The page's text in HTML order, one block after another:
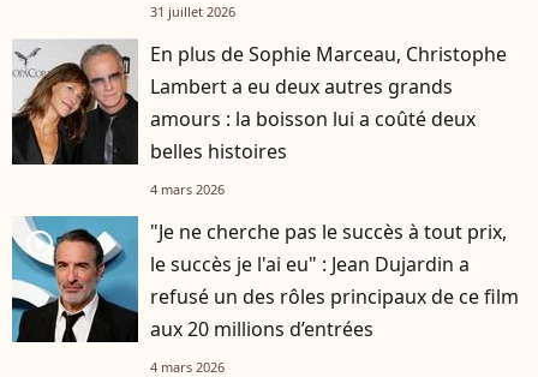
31 juillet 2026
En plus de Sophie Marceau, Christophe
Lambert a eu deux autres grands
amours : la boisson lui a coûté deux
belles histoires
4 mars 2026
player2
"Je ne cherche pas le succès à tout prix,
le succès je l'ai eu" : Jean Dujardin a
refusé un des rôles principaux de ce film
aux 20 millions d’entrées
4 mars 2026